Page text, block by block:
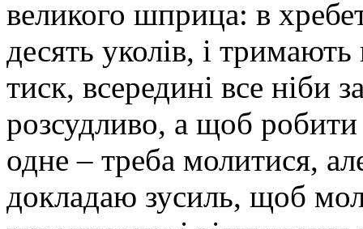
великого шприца: в
десять уколів, і
тиск, всередині все ніби
розсудливо, а щоб
одне – треба молитися,
докладаю зусиль, щоб